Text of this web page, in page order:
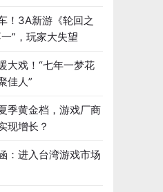
！3A新游《轮回之
”，玩家大失望
大戏！“七年一梦花
佳人”
季黄金档，游戏厂商
现增长？
：进入台湾游戏市场